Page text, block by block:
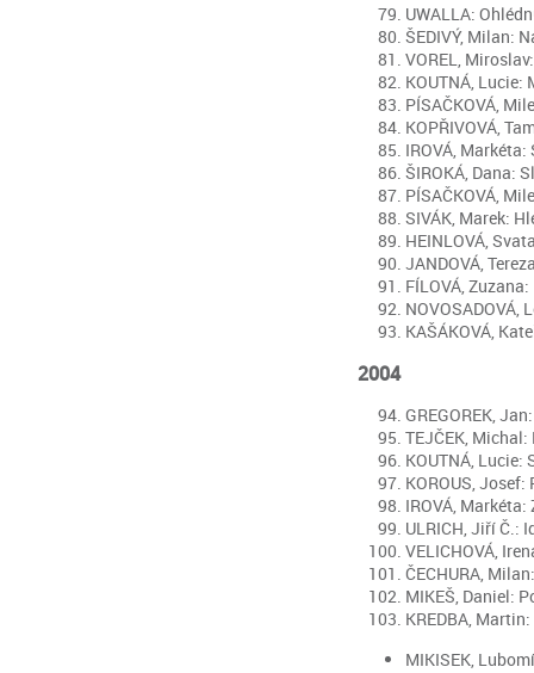
UWALLA:
ŠEDIVÝ, Milan:
VOREL,
KOUTNÁ,
PÍSAČKOVÁ,
KOPŘIVOVÁ,
IROVÁ,
ŠIROKÁ, Dana:
PÍSAČKOVÁ,
SIVÁK, Marek:
HEINLOVÁ,
JANDOVÁ,
FÍLOVÁ,
NOVOSADOVÁ,
KAŠÁKOVÁ,
2004
GREGOREK,
TEJČEK,
KOUTNÁ, Lucie:
KOROUS,
IROVÁ,
ULRICH, Jiří Č.:
VELICHOVÁ,
ČECHURA,
MIKEŠ, Daniel:
KREDBA,
MIKISEK,